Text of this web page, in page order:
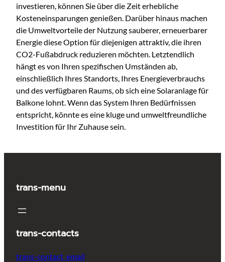
investieren, können Sie über die Zeit erhebliche
Kosteneinsparungen genießen. Darüber hinaus machen
die Umweltvorteile der Nutzung sauberer, erneuerbarer
Energie diese Option für diejenigen attraktiv, die ihren
CO2-Fußabdruck reduzieren möchten. Letztendlich
hängt es von Ihren spezifischen Umständen ab,
einschließlich Ihres Standorts, Ihres Energieverbrauchs
und des verfügbaren Raums, ob sich eine Solaranlage für
Balkone lohnt. Wenn das System Ihren Bedürfnissen
entspricht, könnte es eine kluge und umweltfreundliche
Investition für Ihr Zuhause sein.
trans-menu
trans-contacts
trans-contact_email